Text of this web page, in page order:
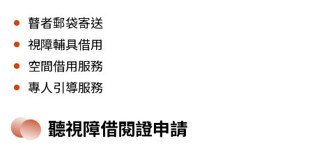
瞽者郵袋寄送
視障輔具借用
空間借用服務
專人引導服務
聽視障借閱證申請